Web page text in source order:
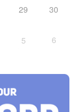
29 30
5 6